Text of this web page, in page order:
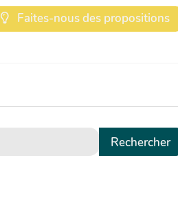
Faites-nous des propositions